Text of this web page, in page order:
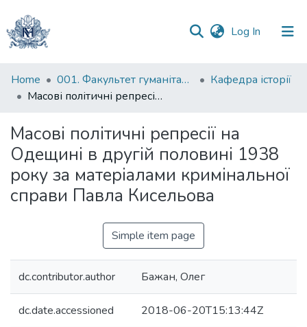
Log In (current)
Communities
&
All of DSpace
Statistics
Home 001. Факультет гуманітарних наук
Кафедра історії
Масові політичні репресії на Одещині в другій половині 1938 року за матеріалами кримінальної справи Павла Кисельова
Масові політичні репресії на
Одещині в другій половині 1938
року за матеріалами кримінальної
справи Павла Кисельова
Simple item page
dc.contributor.author Бажан, Олег
dc.date.accessioned 2018-06-20T15:13:44Z